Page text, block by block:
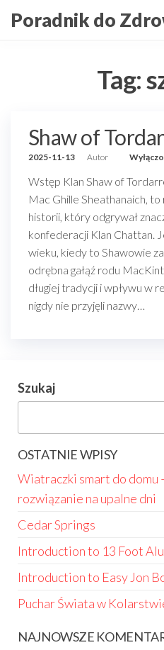
doPoradnik do
Tag:
Shaw of
2025-11-13 Autor
Wstęp Klan Shaw of
Mac Ghille Sheathanaich,
historii, który odgrywał
konfederacji Klan Chattan.
wieku, kiedy to Shawowie
odrębna gałąź rodu
długiej tradycji i wpływu w
nigdy nie przyjęli nazwy…
Szukaj
OSTATNIE WPISY
Wiatraczki smart do domu
rozwiązanie na upalne dni
Cedar Springs
Introduction to 13 Foot
Introduction to Easy Jon
Puchar Świata w
NAJNOWSZE